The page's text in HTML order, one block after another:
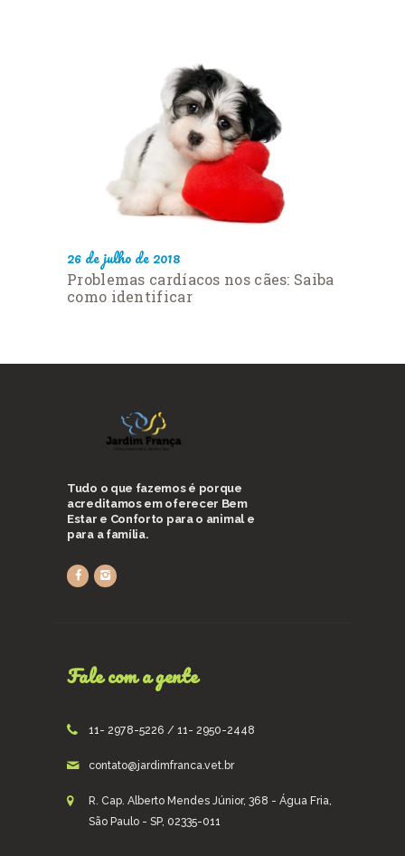
26 de julho de 2018
Problemas cardíacos nos cães: Saiba
como identificar
Tudo o que fazemos é porque
acreditamos em oferecer Bem
Estar e Conforto para o animal e
para a família.
Fale com a gente
11- 2978-5226 / 11- 2950-2448
contato@jardimfranca.vet.br
R. Cap. Alberto Mendes Júnior, 368 - Água Fria,
São Paulo - SP, 02335-011